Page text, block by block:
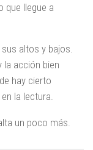
que llegue a
altos y bajos.
la acción bien
hay cierto
la lectura.
un poco más.